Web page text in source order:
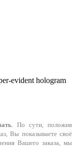
evident hologram
. По сути, положив
Вы показываете своё
Вашего заказа, мы